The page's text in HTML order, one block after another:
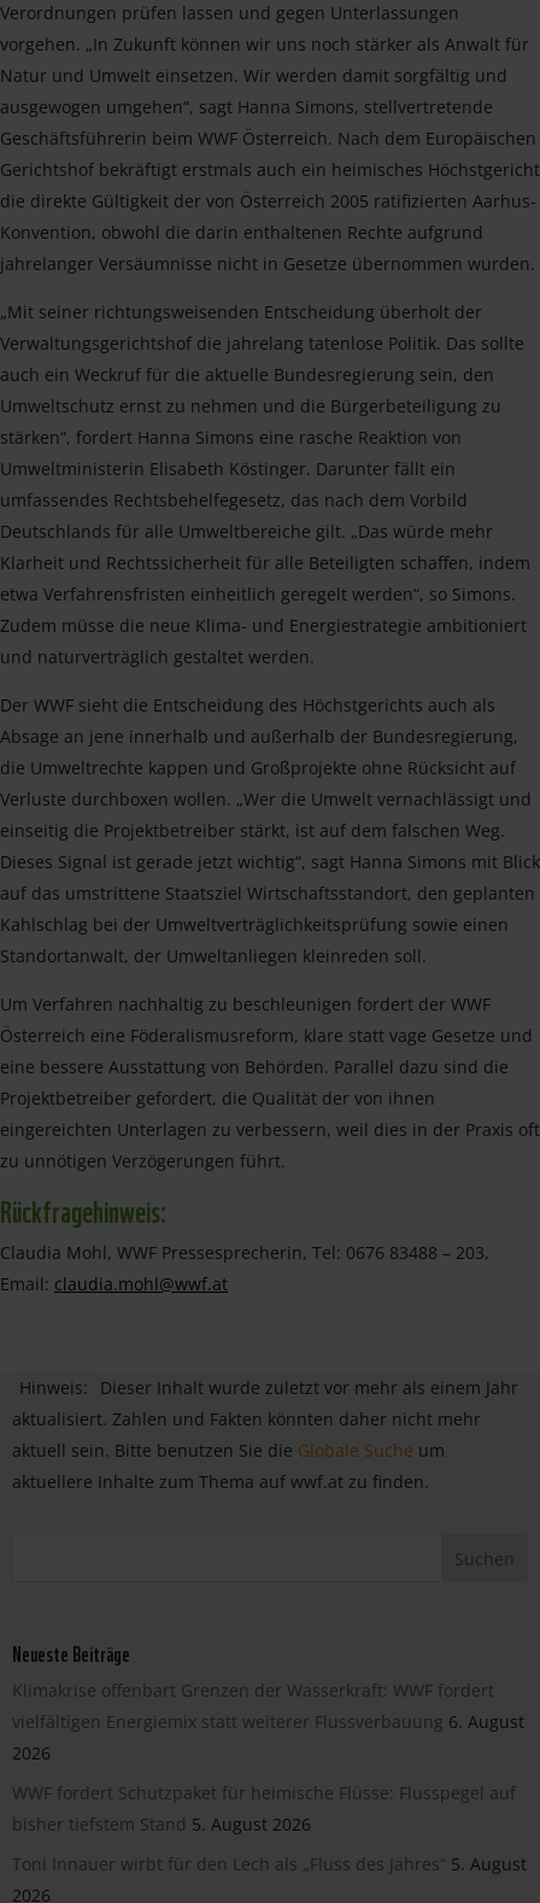
Verordnungen prüfen lassen und gegen Unterlassungen
vorgehen. „In Zukunft können wir uns noch stärker als Anwalt für
Natur und Umwelt einsetzen. Wir werden damit sorgfältig und
ausgewogen umgehen“, sagt Hanna Simons, stellvertretende
Geschäftsführerin beim WWF Österreich. Nach dem Europäischen
Gerichtshof bekräftigt erstmals auch ein heimisches Höchstgericht
die direkte Gültigkeit der von Österreich 2005 ratifizierten Aarhus-
Konvention, obwohl die darin enthaltenen Rechte aufgrund
jahrelanger Versäumnisse nicht in Gesetze übernommen wurden.
„Mit seiner richtungsweisenden Entscheidung überholt der
Verwaltungsgerichtshof die jahrelang tatenlose Politik. Das sollte
auch ein Weckruf für die aktuelle Bundesregierung sein, den
Umweltschutz ernst zu nehmen und die Bürgerbeteiligung zu
stärken“, fordert Hanna Simons eine rasche Reaktion von
Umweltministerin Elisabeth Köstinger. Darunter fällt ein
umfassendes Rechtsbehelfegesetz, das nach dem Vorbild
Deutschlands für alle Umweltbereiche gilt. „Das würde mehr
Klarheit und Rechtssicherheit für alle Beteiligten schaffen, indem
etwa Verfahrensfristen einheitlich geregelt werden“, so Simons.
Zudem müsse die neue Klima- und Energiestrategie ambitioniert
und naturverträglich gestaltet werden.
Der WWF sieht die Entscheidung des Höchstgerichts auch als
Absage an jene innerhalb und außerhalb der Bundesregierung,
die Umweltrechte kappen und Großprojekte ohne Rücksicht auf
Verluste durchboxen wollen. „Wer die Umwelt vernachlässigt und
einseitig die Projektbetreiber stärkt, ist auf dem falschen Weg.
Dieses Signal ist gerade jetzt wichtig“, sagt Hanna Simons mit Blick
auf das umstrittene Staatsziel Wirtschaftsstandort, den geplanten
Kahlschlag bei der Umweltverträglichkeitsprüfung sowie einen
Standortanwalt, der Umweltanliegen kleinreden soll.
Um Verfahren nachhaltig zu beschleunigen fordert der WWF
Österreich eine Föderalismusreform, klare statt vage Gesetze und
eine bessere Ausstattung von Behörden. Parallel dazu sind die
Projektbetreiber gefordert, die Qualität der von ihnen
eingereichten Unterlagen zu verbessern, weil dies in der Praxis oft
zu unnötigen Verzögerungen führt.
Rückfragehinweis:
Claudia Mohl, WWF Pressesprecherin, Tel: 0676 83488 – 203,
Email: claudia.mohl@wwf.at
Hinweis:
Dieser Inhalt wurde zuletzt vor mehr als einem Jahr
aktualisiert. Zahlen und Fakten könnten daher nicht mehr
aktuell sein. Bitte benutzen Sie die Globale Suche um
aktuellere Inhalte zum Thema auf wwf.at zu finden.
Neueste Beiträge
Klimakrise offenbart Grenzen der Wasserkraft: WWF fordert
vielfältigen Energiemix statt weiterer Flussverbauung 6. August
2026
WWF fordert Schutzpaket für heimische Flüsse: Flusspegel auf
bisher tiefstem Stand 5. August 2026
Toni Innauer wirbt für den Lech als „Fluss des Jahres“ 5. August
2026